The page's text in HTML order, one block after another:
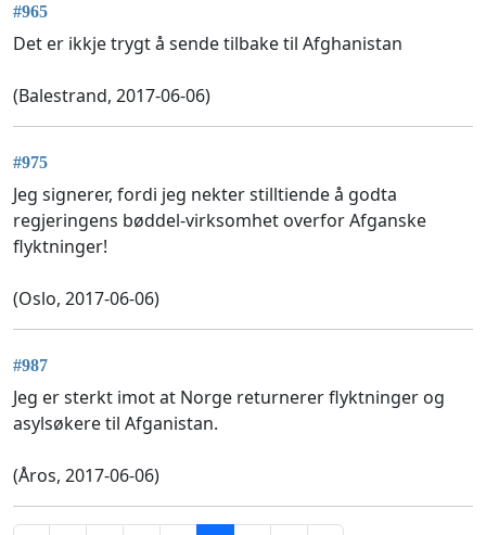
#965
Det er ikkje trygt å sende tilbake til Afghanistan
(Balestrand, 2017-06-06)
#975
Jeg signerer, fordi jeg nekter stilltiende å godta
regjeringens bøddel-virksomhet overfor Afganske
flyktninger!
(Oslo, 2017-06-06)
#987
Jeg er sterkt imot at Norge returnerer flyktninger og
asylsøkere til Afganistan.
(Åros, 2017-06-06)